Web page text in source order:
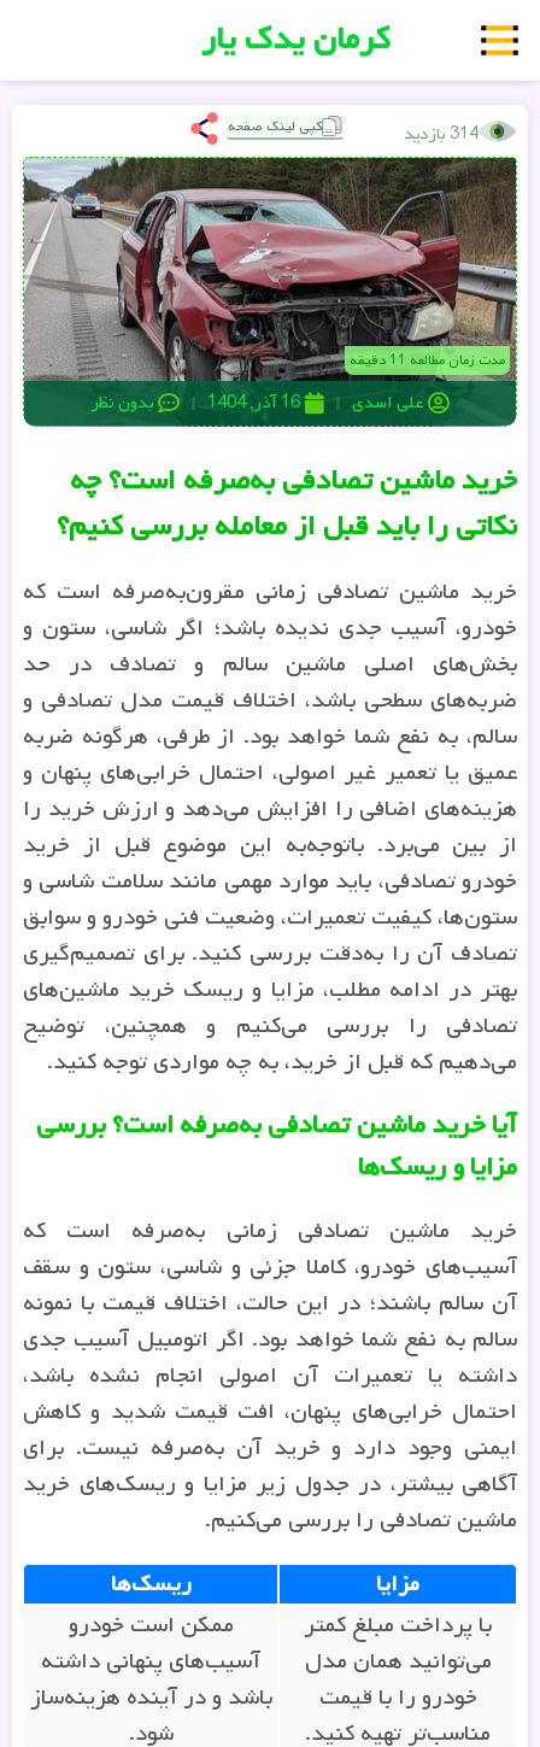
کرمان یدک یار
314 بازدید کپی لینک صفحه
علی اسدی 16 آذر, 1404 بدون نظر
مدت زمان مطالعه 11 دقیقه
خرید ماشین تصادفی به‌صرفه است؟ چه
نکاتی را باید قبل از معامله بررسی کنیم؟
خرید ماشین تصادفی زمانی مقرون‌به‌صرفه است که
خودرو، آسیب جدی ندیده باشد؛ اگر شاسی، ستون‌ و
بخش‌های اصلی ماشین سالم و تصادف در حد
ضربه‌های سطحی باشد، اختلاف قیمت مدل تصادفی و
سالم، به نفع شما خواهد بود. از طرفی، هرگونه ضربه
عمیق یا تعمیر غیر اصولی، احتمال خرابی‌های پنهان و
هزینه‌های اضافی را افزایش می‌دهد و ارزش خرید را
از بین می‌برد. باتوجه‌به این موضوع قبل از خرید
خودرو تصادفی، باید موارد مهمی مانند سلامت شاسی و
ستون‌ها، کیفیت تعمیرات، وضعیت فنی خودرو و سوابق
تصادف آن را به‌دقت بررسی کنید. برای تصمیم‌گیری
بهتر در ادامه مطلب، مزایا و ریسک‌ خرید ماشین‌های
تصادفی را بررسی می‌کنیم و همچنین، توضیح
می‌دهیم که قبل از خرید، به چه مواردی توجه کنید.
آیا خرید ماشین تصادفی به‌صرفه است؟ بررسی
مزایا و ریسک‌ها
خرید ماشین تصادفی زمانی به‌صرفه است که
آسیب‌های خودرو، کاملا جزئی و شاسی، ستون و سقف
آن سالم باشند؛ در این حالت، اختلاف قیمت با نمونه
سالم به نفع شما خواهد بود. اگر اتومبیل‌ آسیب جدی
داشته یا تعمیرات آن اصولی انجام نشده باشد،
احتمال خرابی‌های پنهان، افت قیمت شدید و کاهش
ایمنی وجود دارد و خرید آن به‌صرفه نیست. برای
آگاهی بیشتر، در جدول زیر مزایا و ریسک‌های خرید
ماشین تصادفی را بررسی می‌کنیم.
مزایا
ریسک‌ها
با پرداخت مبلغ کمتر
می‌توانید همان مدل
خودرو را با قیمت
مناسب‌تر تهیه کنید.
ممکن است خودرو
آسیب‌های پنهانی داشته
باشد و در آینده هزینه‌ساز
شود.